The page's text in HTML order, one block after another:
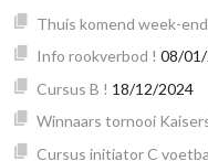
Thuis komend week-end
Info rookverbod ! 08/
Cursus B ! 18/12/2024
Winnaars tornooi
Cursus initiator C